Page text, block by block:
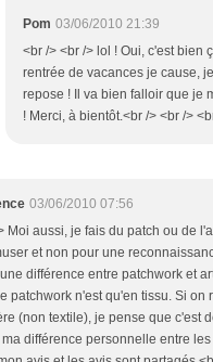
Pom 03/06/2010 21:39
<br /> <br /> lol ! Oui, c'est bien
rentrée de vacances je cause,
repose ! Il va bien falloir que je
! Merci, à bientôt.<br /> <br />
03/06/2010 07:56
Moi aussi, je fais du patch ou de
et non pour une
différence entre patchwork et
patchwork n'est qu'en tissu. Si on
(non textile), je pense que c'est
ma différence personnelle entre